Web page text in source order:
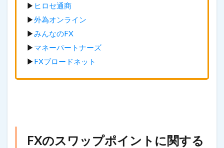
▶ ヒロセ通商
▶外為オンライン
▶みんなのFX
▶ マネーパートナーズ
▶ FXブロードネット
FXのスワップポイントに関する